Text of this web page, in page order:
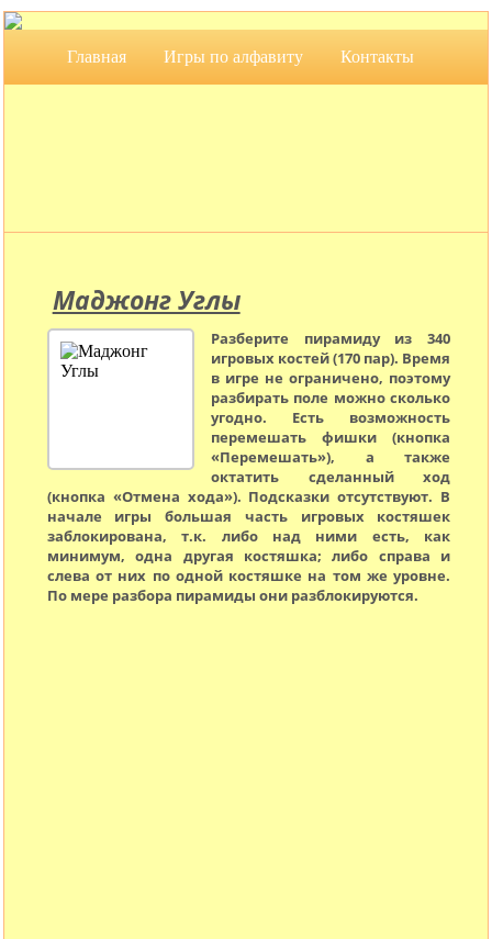
Главная Игры по алфавиту Контакты
Маджонг Углы
Разберите пирамиду из 340
игровых костей (170 пар). Время
в игре не ограничено, поэтому
разбирать поле можно сколько
угодно. Есть возможность
перемешать фишки (кнопка
«Перемешать»), а также
октатить сделанный ход
(кнопка «Отмена хода»). Подсказки отсутствуют. В
начале игры большая часть игровых костяшек
заблокирована, т.к. либо над ними есть, как
минимум, одна другая костяшка; либо справа и
слева от них по одной костяшке на том же уровне.
По мере разбора пирамиды они разблокируются.